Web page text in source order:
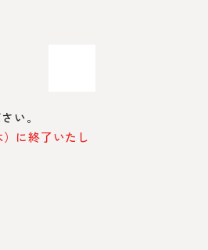
い。
に終了いたし